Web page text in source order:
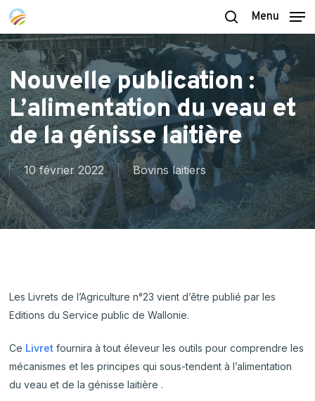
Skip
main
content
search
Menu
Nouvelle publication :
L’alimentation du veau et
de la génisse laitière
10 février 2022 Bovins laitiers
Les Livrets de l’Agriculture n°23 vient d’être publié par les
Editions du Service public de Wallonie.
Ce Livret fournira à tout éleveur les outils pour comprendre les
mécanismes et les principes qui sous-tendent à l’alimentation
du veau et de la génisse laitière .